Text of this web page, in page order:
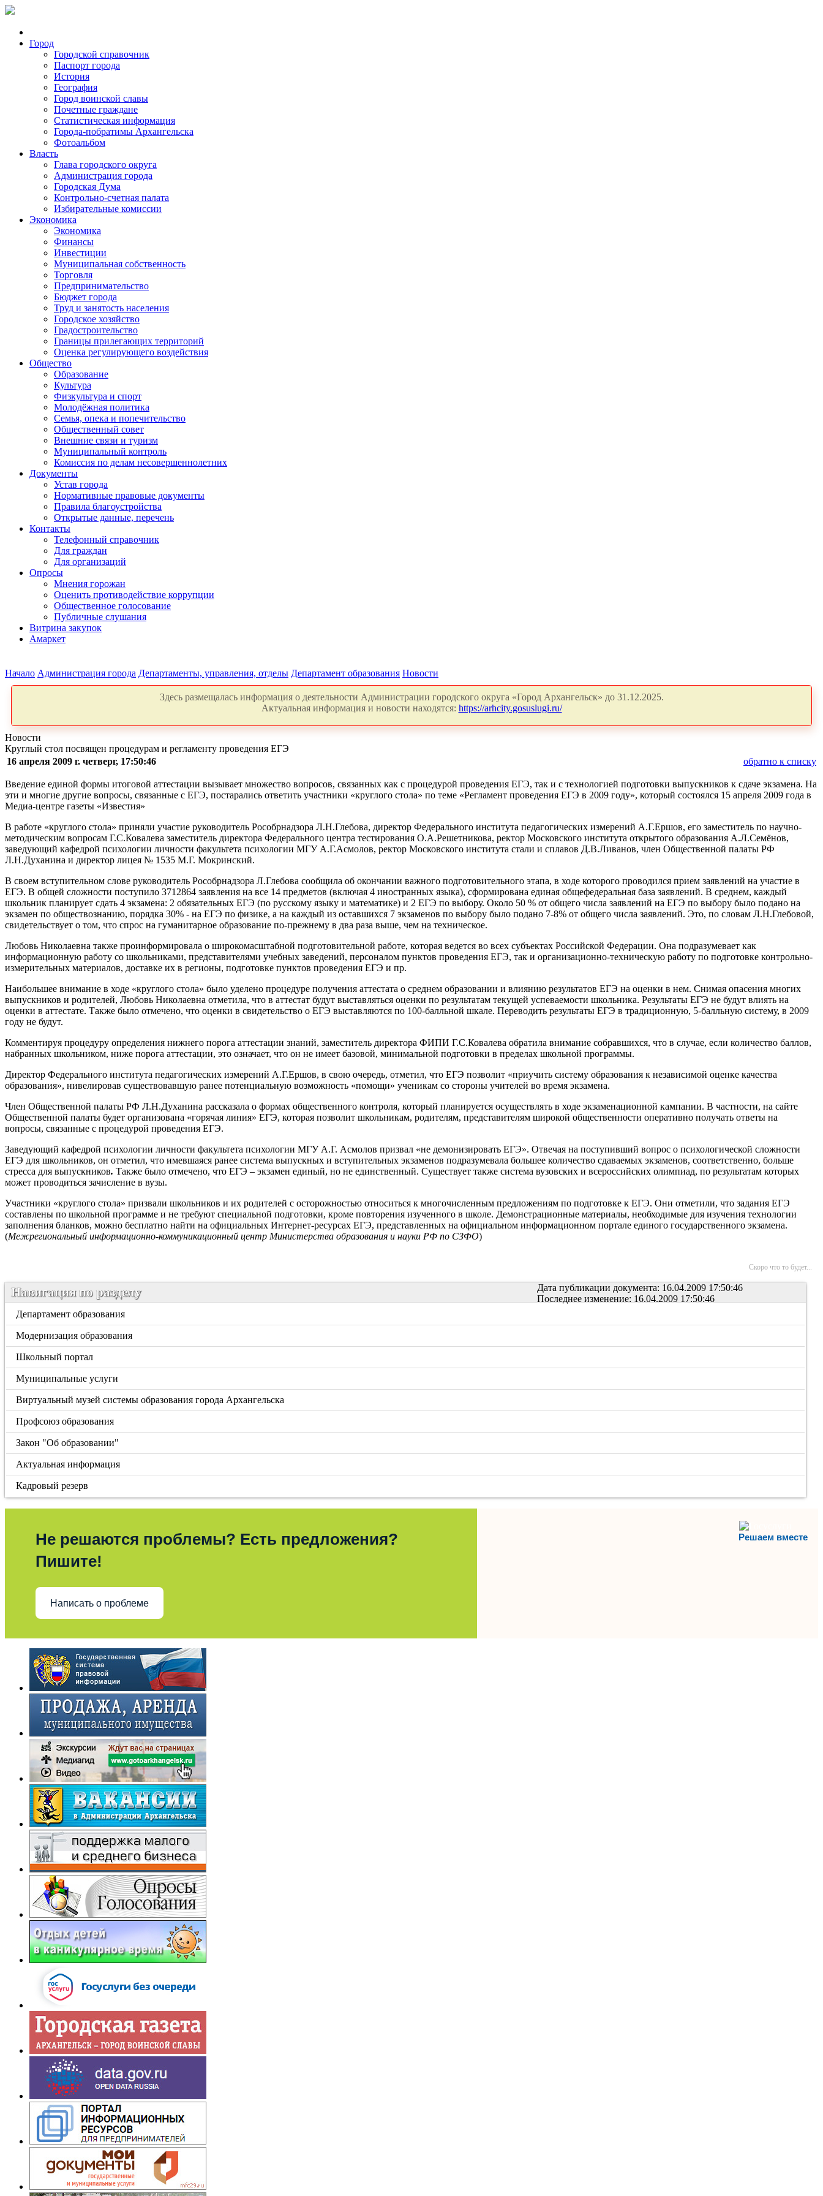
Город
Городской справочник
Паспорт города
История
География
Город воинской славы
Почетные граждане
Статистическая информация
Города-побратимы Архангельска
Фотоальбом
Власть
Глава городского округа
Администрация города
Городская Дума
Контрольно-счетная палата
Избирательные комиссии
Экономика
Экономика
Финансы
Инвестиции
Муниципальная собственность
Торговля
Предпринимательство
Бюджет города
Труд и занятость населения
Городское хозяйство
Градостроительство
Границы прилегающих территорий
Оценка регулирующего воздействия
Общество
Образование
Культура
Физкультура и спорт
Молодёжная политика
Семья, опека и попечительство
Общественный совет
Внешние связи и туризм
Муниципальный контроль
Комиссия по делам несовершеннолетних
Документы
Устав города
Нормативные правовые документы
Правила благоустройства
Открытые данные, перечень
Контакты
Телефонный справочник
Для граждан
Для организаций
Опросы
Мнения горожан
Оценить противодействие коррупции
Общественное голосование
Публичные слушания
Витрина закупок
Амаркет
Начало Администрация города Департаменты, управления, отделы Департамент образования Новости
Здесь размещалась информация о деятельности Администрации городского округа «Город Архангельск» до 31.12.2025.
Актуальная информация и новости находятся: https://arhcity.gosuslugi.ru/
Новости
Круглый стол посвящен процедурам и регламенту проведения ЕГЭ
16 апреля 2009 г. четверг, 17:50:46
обратно к списку
Введение единой формы итоговой аттестации вызывает множество вопросов, связанных как с процедурой проведения ЕГЭ, так и с технологией подготовки выпускников к сдаче экзамена. На
эти и многие другие вопросы, связанные с ЕГЭ, постарались ответить участники «круглого стола» по теме «Регламент проведения ЕГЭ в 2009 году», который состоялся 15 апреля 2009 года в
Медиа-центре газеты «Известия»
В работе «круглого стола» приняли участие руководитель Рособрнадзора Л.Н.Глебова, директор Федерального института педагогических измерений А.Г.Ершов, его заместитель по научно-
методическим вопросам Г.С.Ковалева заместитель директора Федерального центра тестирования О.А.Решетникова, ректор Московского института открытого образования А.Л.Семёнов,
заведующий кафедрой психологии личности факультета психологии МГУ А.Г.Асмолов, ректор Московского института стали и сплавов Д.В.Ливанов, член Общественной палаты РФ
Л.Н.Духанина и директор лицея № 1535 М.Г. Мокринский.
В своем вступительном слове руководитель Рособрнадзора Л.Глебова сообщила об окончании важного подготовительного этапа, в ходе которого проводился прием заявлений на участие в
ЕГЭ. В общей сложности поступило 3712864 заявления на все 14 предметов (включая 4 иностранных языка), сформирована единая общефедеральная база заявлений. В среднем, каждый
школьник планирует сдать 4 экзамена: 2 обязательных ЕГЭ (по русскому языку и математике) и 2 ЕГЭ по выбору. Около 50 % от общего числа заявлений на ЕГЭ по выбору было подано на
экзамен по обществознанию, порядка 30% - на ЕГЭ по физике, а на каждый из оставшихся 7 экзаменов по выбору было подано 7-8% от общего числа заявлений. Это, по словам Л.Н.Глебовой,
свидетельствует о том, что спрос на гуманитарное образование по-прежнему в два раза выше, чем на техническое.
Любовь Николаевна также проинформировала о широкомасштабной подготовительной работе, которая ведется во всех субъектах Российской Федерации. Она подразумевает как
информационную работу со школьниками, представителями учебных заведений, персоналом пунктов проведения ЕГЭ, так и организационно-техническую работу по подготовке контрольно-
измерительных материалов, доставке их в регионы, подготовке пунктов проведения ЕГЭ и пр.
Наибольшее внимание в ходе «круглого стола» было уделено процедуре получения аттестата о среднем образовании и влиянию результатов ЕГЭ на оценки в нем. Снимая опасения многих
выпускников и родителей, Любовь Николаевна отметила, что в аттестат будут выставляться оценки по результатам текущей успеваемости школьника. Результаты ЕГЭ не будут влиять на
оценки в аттестате. Также было отмечено, что оценки в свидетельство о ЕГЭ выставляются по 100-балльной шкале. Переводить результаты ЕГЭ в традиционную, 5-балльную систему, в 2009
году не будут.
Комментируя процедуру определения нижнего порога аттестации знаний, заместитель директора ФИПИ Г.С.Ковалева обратила внимание собравшихся, что в случае, если количество баллов,
набранных школьником, ниже порога аттестации, это означает, что он не имеет базовой, минимальной подготовки в пределах школьной программы.
Директор Федерального института педагогических измерений А.Г.Ершов, в свою очередь, отметил, что ЕГЭ позволит «приучить систему образования к независимой оценке качества
образования», нивелировав существовавшую ранее потенциальную возможность «помощи» ученикам со стороны учителей во время экзамена.
Член Общественной палаты РФ Л.Н.Духанина рассказала о формах общественного контроля, который планируется осуществлять в ходе экзаменационной кампании. В частности, на сайте
Общественной палаты будет организована «горячая линия» ЕГЭ, которая позволит школьникам, родителям, представителям широкой общественности оперативно получать ответы на
вопросы, связанные с процедурой проведения ЕГЭ.
Заведующий кафедрой психологии личности факультета психологии МГУ А.Г. Асмолов призвал «не демонизировать ЕГЭ». Отвечая на поступивший вопрос о психологической сложности
ЕГЭ для школьников, он отметил, что имевшаяся ранее система выпускных и вступительных экзаменов подразумевала большее количество сдаваемых экзаменов, соответственно, больше
стресса для выпускников. Также было отмечено, что ЕГЭ – экзамен единый, но не единственный. Существует также система вузовских и всероссийских олимпиад, по результатам которых
может проводиться зачисление в вузы.
Участники «круглого стола» призвали школьников и их родителей с осторожностью относиться к многочисленным предложениям по подготовке к ЕГЭ. Они отметили, что задания ЕГЭ
составлены по школьной программе и не требуют специальной подготовки, кроме повторения изученного в школе. Демонстрационные материалы, необходимые для изучения технологии
заполнения бланков, можно бесплатно найти на официальных Интернет-ресурсах ЕГЭ, представленных на официальном информационном портале единого государственного экзамена.
(Межрегиональный информационно-коммуникационный центр Министерства образования и науки РФ по СЗФО)
Скоро что то будет...
Дата публикации документа: 16.04.2009 17:50:46
Последнее изменение: 16.04.2009 17:50:46
Навигация по разделу
Департамент образования
Модернизация образования
Школьный портал
Муниципальные услуги
Виртуальный музей системы образования города Архангельска
Профсоюз образования
Закон "Об образовании"
Актуальная информация
Кадровый резерв
Решаем вместе
Не решаются проблемы? Есть предложения?
Пишите!
Написать о проблеме